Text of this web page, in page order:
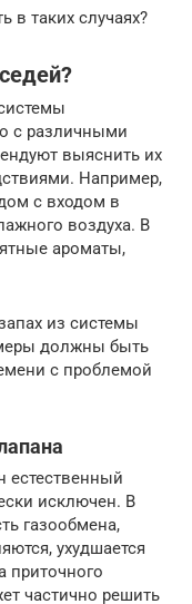
в таких случаях?
с различными
выяснить их
Например,
с входом в
воздуха. В
ароматы,
из системы
должны быть
с проблемой
естественный
исключен. В
газообмена,
ухудшается
приточного
частично решить